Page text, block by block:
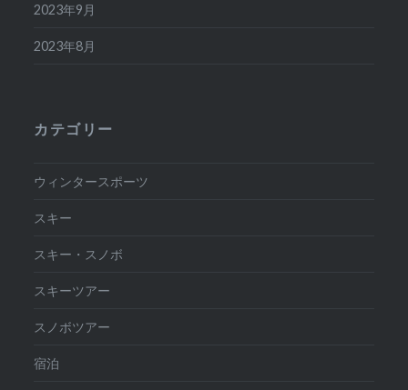
2023年9月
2023年8月
カテゴリー
ウィンタースポーツ
スキー
スキー・スノボ
スキーツアー
スノボツアー
宿泊